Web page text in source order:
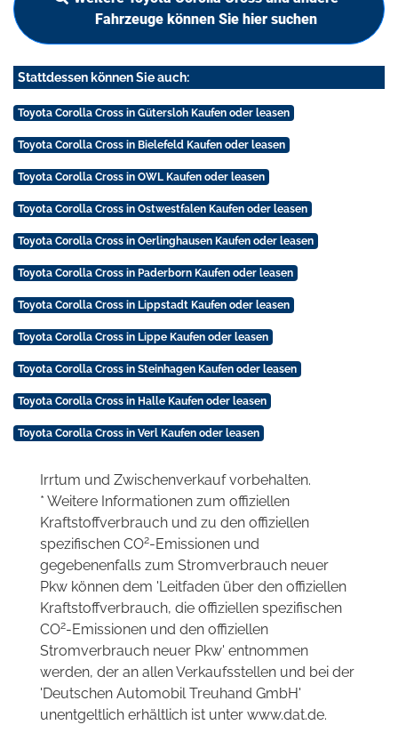
Fahrzeuge können Sie hier suchen
Stattdessen können Sie auch:
Toyota Corolla Cross in Gütersloh Kaufen oder leasen
Toyota Corolla Cross in Bielefeld Kaufen oder leasen
Toyota Corolla Cross in OWL Kaufen oder leasen
Toyota Corolla Cross in Ostwestfalen Kaufen oder leasen
Toyota Corolla Cross in Oerlinghausen Kaufen oder leasen
Toyota Corolla Cross in Paderborn Kaufen oder leasen
Toyota Corolla Cross in Lippstadt Kaufen oder leasen
Toyota Corolla Cross in Lippe Kaufen oder leasen
Toyota Corolla Cross in Steinhagen Kaufen oder leasen
Toyota Corolla Cross in Halle Kaufen oder leasen
Toyota Corolla Cross in Verl Kaufen oder leasen
Irrtum und Zwischenverkauf vorbehalten.
* Weitere Informationen zum offiziellen
Kraftstoffverbrauch und zu den offiziellen
spezifischen CO2-Emissionen und
gegebenenfalls zum Stromverbrauch neuer
Pkw können dem 'Leitfaden über den offiziellen
Kraftstoffverbrauch, die offiziellen spezifischen
CO2-Emissionen und den offiziellen
Stromverbrauch neuer Pkw' entnommen
werden, der an allen Verkaufsstellen und bei der
'Deutschen Automobil Treuhand GmbH'
unentgeltlich erhältlich ist unter www.dat.de.